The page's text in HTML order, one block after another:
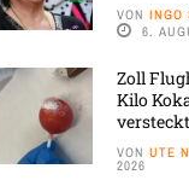
VON INGO
6.
Zoll
Kilo
versteckt
VON UTE
2026